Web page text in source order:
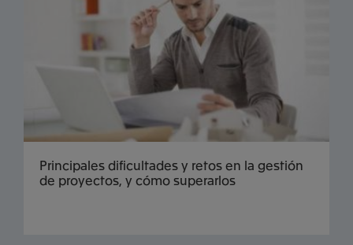
Principales dificultades y retos en la gestión
de proyectos, y cómo superarlos